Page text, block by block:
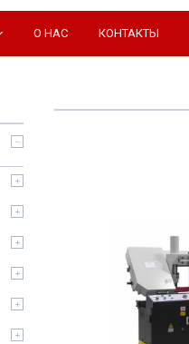
О НАС КОНТАКТЫ